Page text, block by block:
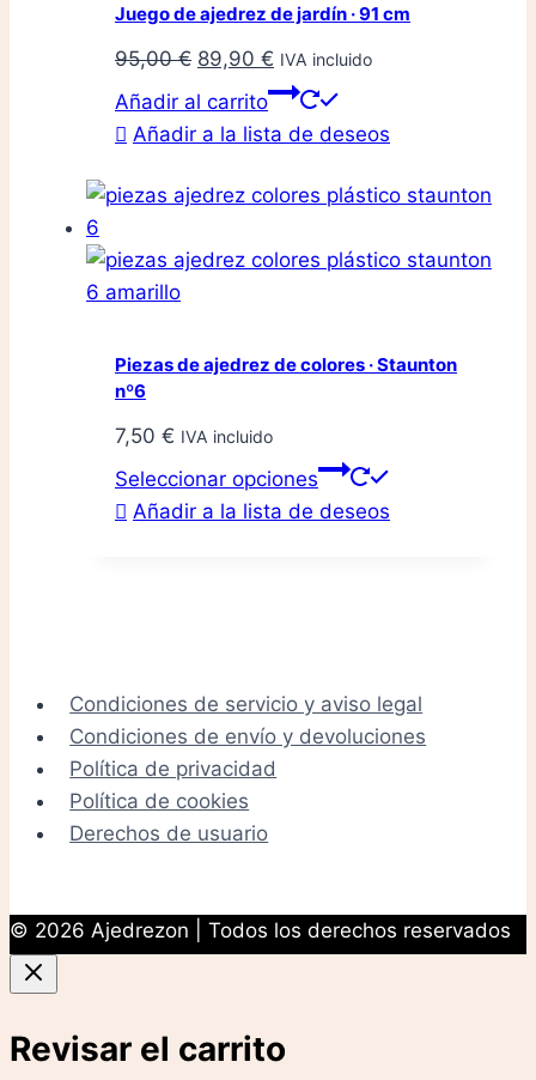
Juego de ajedrez de jardín · 91 cm
95,00€ El
precio
original
95,00 €.
89,90 € El
precio
actual
89,90 €.
IVA incluido
Añadir al carrito
Añadir a la lista de deseos
Piezas de ajedrez de colores · Staunton
nº6
7,50 € IVA incluido
Seleccionar opciones
Este
producto
Añadir a la lista de deseos
Condiciones de servicio y aviso legal
Condiciones de envío y devoluciones
Política de privacidad
Política de cookies
Derechos de usuario
© 2026 Ajedrezon | Todos los derechos reservados
Revisar el carrito